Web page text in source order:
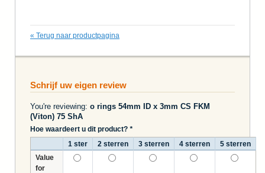
« Terug naar productpagina
Schrijf uw eigen review
You're reviewing: o rings 54mm ID x 3mm CS FKM
(Viton) 75 ShA
Hoe waardeert u dit product? *
1 ster
2 sterren 3 sterren 4 sterren
5 sterren
Value
for